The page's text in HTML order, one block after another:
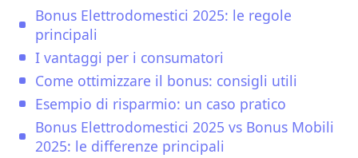
Bonus Elettrodomestici 2025: le regole
principali
I vantaggi per i consumatori
Come ottimizzare il bonus: consigli utili
Esempio di risparmio: un caso pratico
Bonus Elettrodomestici 2025 vs Bonus Mobili
2025: le differenze principali